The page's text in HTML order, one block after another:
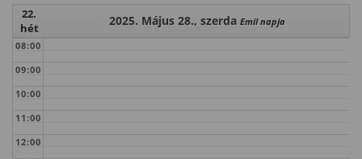
22.
hét
2025. Május 28., szerda Emil napja
08:00
09:00
10:00
11:00
12:00